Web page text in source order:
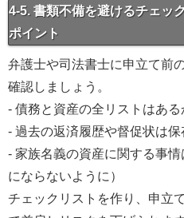
4-5. 書類不備を避けるチェッ
ポイント
弁護士や司法書士に申立て前
確認しましょう。
- 債務と資産の全リストはある
- 過去の返済履歴や督促状は
- 家族名義の資産に関する事
にならないように）
チェックリストを作り、申立